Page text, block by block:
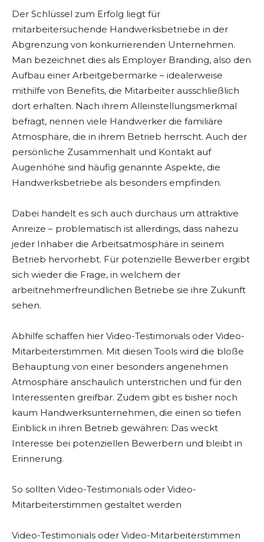
Der Schlüssel zum Erfolg liegt für
mitarbeitersuchende Handwerksbetriebe in der
Abgrenzung von konkurrierenden Unternehmen.
Man bezeichnet dies als Employer Branding, also den
Aufbau einer Arbeitgebermarke – idealerweise
mithilfe von Benefits, die Mitarbeiter ausschließlich
dort erhalten. Nach ihrem Alleinstellungsmerkmal
befragt, nennen viele Handwerker die familiäre
Atmosphäre, die in ihrem Betrieb herrscht. Auch der
persönliche Zusammenhalt und Kontakt auf
Augenhöhe sind häufig genannte Aspekte, die
Handwerksbetriebe als besonders empfinden.
Dabei handelt es sich auch durchaus um attraktive
Anreize – problematisch ist allerdings, dass nahezu
jeder Inhaber die Arbeitsatmosphäre in seinem
Betrieb hervorhebt. Für potenzielle Bewerber ergibt
sich wieder die Frage, in welchem der
arbeitnehmerfreundlichen Betriebe sie ihre Zukunft
sehen.
Abhilfe schaffen hier Video-Testimonials oder Video-
Mitarbeiterstimmen. Mit diesen Tools wird die bloße
Behauptung von einer besonders angenehmen
Atmosphäre anschaulich unterstrichen und für den
Interessenten greifbar. Zudem gibt es bisher noch
kaum Handwerksunternehmen, die einen so tiefen
Einblick in ihren Betrieb gewähren: Das weckt
Interesse bei potenziellen Bewerbern und bleibt in
Erinnerung.
So sollten Video-Testimonials oder Video-
Mitarbeiterstimmen gestaltet werden
Video-Testimonials oder Video-Mitarbeiterstimmen